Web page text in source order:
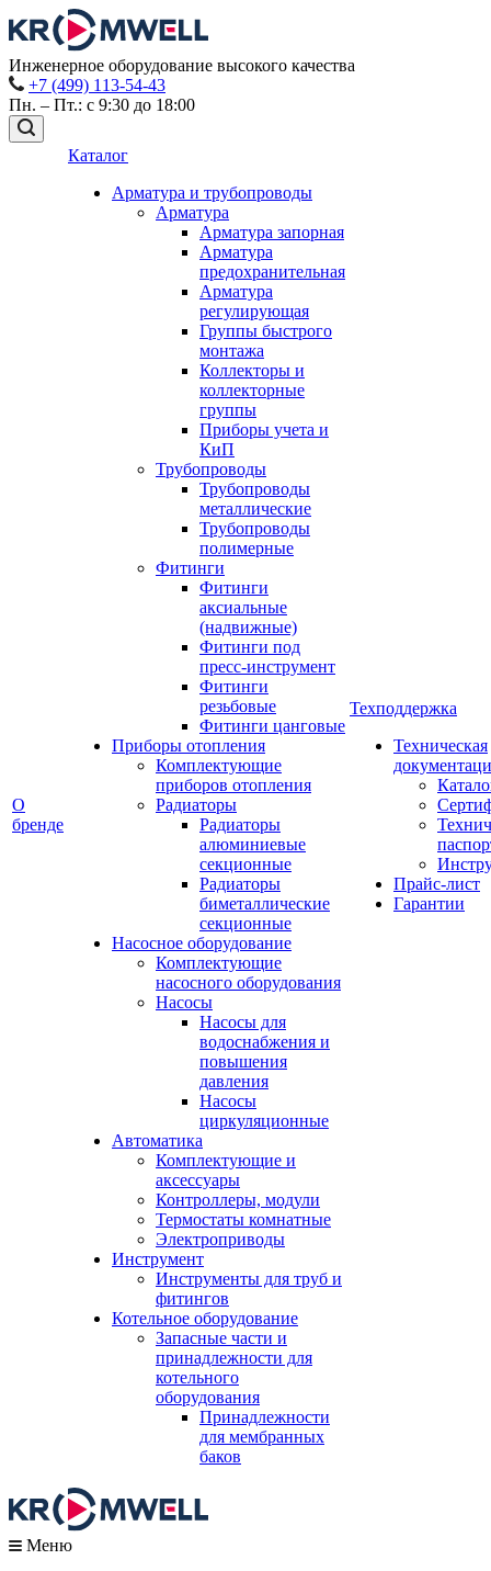
Инженерное оборудование высокого качества
+7 (499) 113-54-43
Пн. – Пт.: с 9:30 до 18:00
О
бренде
Каталог
Арматура и трубопроводы
Арматура
Арматура запорная
Арматура
предохранительная
Арматура
регулирующая
Группы быстрого
монтажа
Коллекторы и
коллекторные
группы
Приборы учета и
КиП
Трубопроводы
Трубопроводы
металлические
Трубопроводы
полимерные
Фитинги
Фитинги
аксиальные
(надвижные)
Фитинги под
пресс-инструмент
Фитинги
резьбовые
Фитинги цанговые
Приборы отопления
Комплектующие
приборов отопления
Радиаторы
Радиаторы
алюминиевые
секционные
Радиаторы
биметаллические
секционные
Насосное оборудование
Комплектующие
насосного оборудования
Насосы
Насосы для
водоснабжения и
повышения
давления
Насосы
циркуляционные
Автоматика
Комплектующие и
аксессуары
Контроллеры, модули
Термостаты комнатные
Электроприводы
Инструмент
Инструменты для труб и
фитингов
Котельное оборудование
Запасные части и
принадлежности для
котельного
оборудования
Принадлежности
для мембранных
баков
Техподдержка
Техническая
Прайс-лист
Гарантии
Меню